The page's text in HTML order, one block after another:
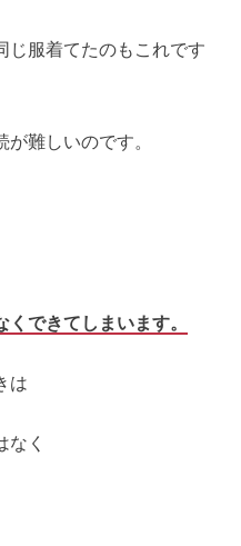
じ服着てたのもこれです
難しいのです。
できてしまいます。
は
なく